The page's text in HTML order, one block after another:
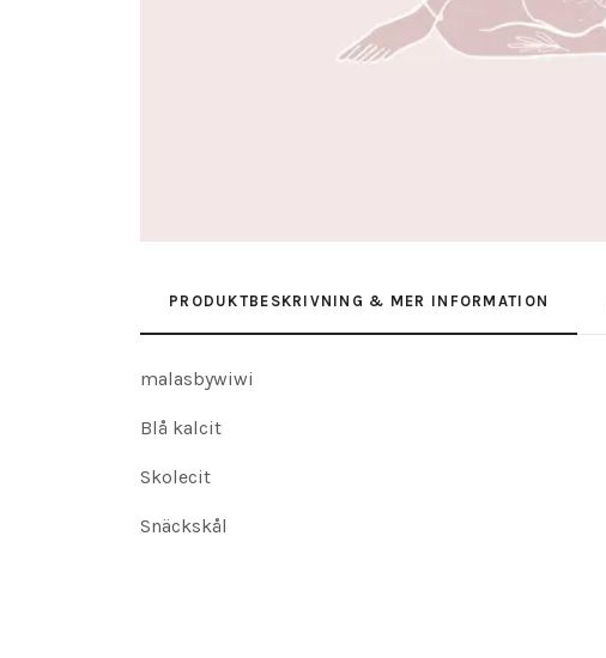
PRODUKTBESKRIVNING & MER INFORMATION
malasbywiwi
Blå kalcit
Skolecit
Snäckskål